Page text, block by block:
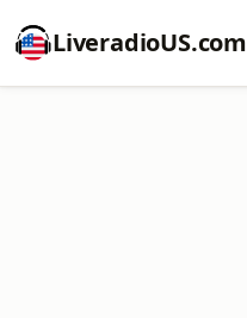
LiveradioUS.com